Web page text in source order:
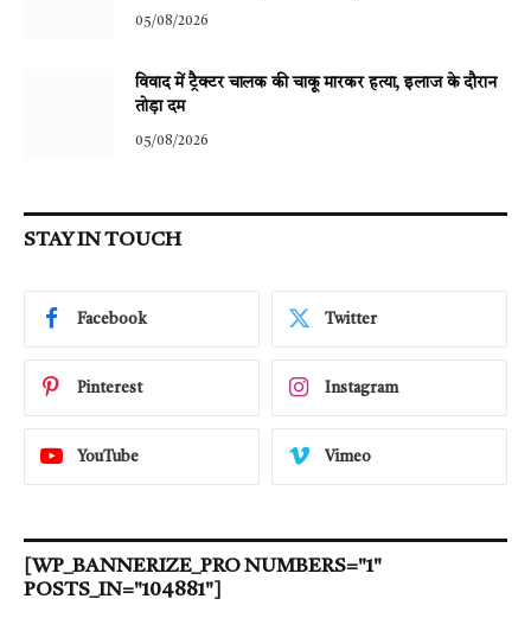
05/08/2026
विवाद में ट्रैक्टर चालक की चाकू मारकर हत्या, इलाज के दौरान
तोड़ा दम
05/08/2026
STAY IN TOUCH
Facebook Twitter
Pinterest Instagram
YouTube Vimeo
[WP_BANNERIZE_PRO NUMBERS="1"
POSTS_IN="104881"]